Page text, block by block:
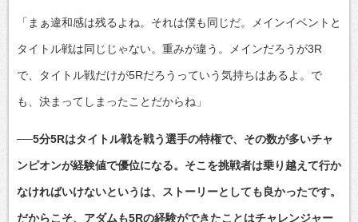
「まぁ違和感は残るよね。それは僕も同じだ。メインイベントと
タイトル戦は同じじゃない。重みが違う。メインだろうが3R
で、タイトル戦だけが5Rだろうっていう気持ちはあるよ。で
も、決まってしまったことだからね」
──5分5Rはタイトル戦を戦う選手の特権で、その数が多いチャ
ンピオンが経験値で優位になる。そこを挑戦者は乗り越えて行か
なければいけないというは、ストーリーとしても良かったです。
だからこそ、アダムも5Rの経験ができたことはチャレンジャー